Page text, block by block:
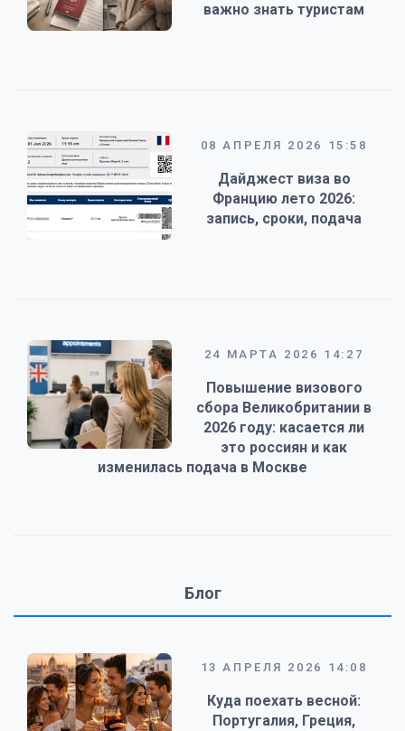
важно знать туристам
08 АПРЕЛЯ 2026 15:58
Дайджест виза во
Францию лето 2026:
запись, сроки, подача
24 МАРТА 2026 14:27
Повышение визового
сбора Великобритании в
2026 году: касается ли
это россиян и как
изменилась подача в Москве
Блог
13 АПРЕЛЯ 2026 14:08
Куда поехать весной:
Португалия, Греция,